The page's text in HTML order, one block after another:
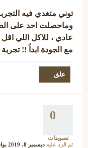
توني متغدي فيه
وماحصلت احد على
عادي ، للاكل اللي
مع الجودة ابداً !! تجربة
0
تصويتات
تم الرد عليه ديسمبر 8، 2019